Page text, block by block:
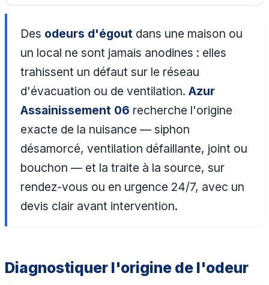
Des odeurs d'égout dans une maison ou
un local ne sont jamais anodines : elles
trahissent un défaut sur le réseau
d'évacuation ou de ventilation.Azur
Assainissement 06 recherche l'origine
exacte de la nuisance — siphon
désamorcé, ventilation défaillante, joint ou
bouchon — et la traite à la source, sur
rendez-vous ou en urgence 24/7, avec un
devis clair avant intervention.
Diagnostiquer l'origine de l'odeur